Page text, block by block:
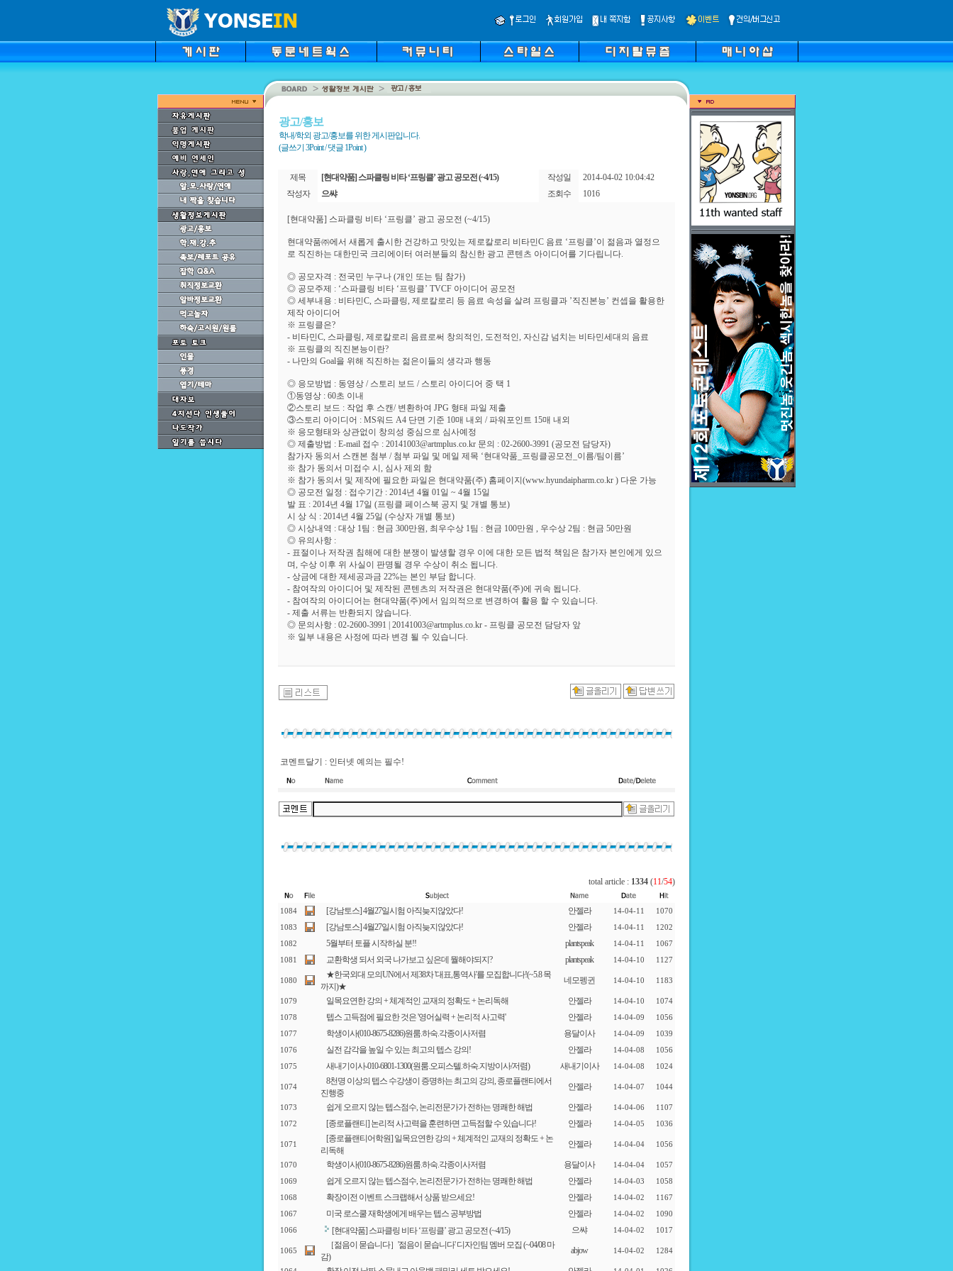
광고/홍보
학내/학외 광고/홍보를 위한 게시판입니다.
(글쓰기 3Point / 댓글 1Point )
제목 [현대약품] 스파클링 비타 ‘프링클’ 광고 공모전 (~4/15) 작성일
2014-04-02 10:04:42
작성자
으쌰 조회수 1016
[현대약품] 스파클링 비타 ‘프링클’ 광고 공모전 (~4/15)
현대약품㈜에서 새롭게 출시한 건강하고 맛있는 제로칼로리 비타민C 음료 ‘프링클’이 젊음과 열정으
로 직진하는 대한민국 크리에이터 여러분들의 참신한 광고 콘텐츠 아이디어를 기다립니다.
◎ 공모자격 : 전국민 누구나 (개인 또는 팀 참가)
◎ 공모주제 : ‘스파클링 비타 ‘프링클’ TVCF 아이디어 공모전
◎ 세부내용 : 비타민C, 스파클링, 제로칼로리 등 음료 속성을 살려 프링클과 ’직진본능’ 컨셉을 활용한
제작 아이디어
※ 프링클은?
- 비타민C, 스파클링, 제로칼로리 음료로써 창의적인, 도전적인, 자신감 넘치는 비타민세대의 음료
※ 프링클의 직진본능이란?
- 나만의 Goal을 위해 직진하는 젊은이들의 생각과 행동
◎ 응모방법 : 동영상 / 스토리 보드 / 스토리 아이디어 중 택 1
①동영상 : 60초 이내
②스토리 보드 : 작업 후 스캔/ 변환하여 JPG 형태 파일 제출
③스토리 아이디어 : MS워드 A4 단면 기준 10매 내외 / 파워포인트 15매 내외
※ 응모형태와 상관없이 창의성 중심으로 심사예정
◎ 제출방법 : E-mail 접수 : 20141003@artmplus.co.kr 문의 : 02-2600-3991 (공모전 담당자)
참가자 동의서 스캔본 첨부 / 첨부 파일 및 메일 제목 ‘현대약품_프링클공모전_이름/팀이름’
※ 참가 동의서 미접수 시, 심사 제외 함
※ 참가 동의서 및 제작에 필요한 파일은 현대약품(주) 홈페이지(www.hyundaipharm.co.kr ) 다운 가능
◎ 공모전 일정 : 접수기간 : 2014년 4월 01일 ~ 4월 15일
발 표 : 2014년 4월 17일 (프링클 페이스북 공지 및 개별 통보)
시 상 식 : 2014년 4월 25일 (수상자 개별 통보)
◎ 시상내역 : 대상 1팀 : 현금 300만원, 최우수상 1팀 : 현금 100만원 , 우수상 2팀 : 현금 50만원
◎ 유의사항 :
- 표절이나 저작권 침해에 대한 분쟁이 발생할 경우 이에 대한 모든 법적 책임은 참가자 본인에게 있으
며, 수상 이후 위 사실이 판명될 경우 수상이 취소 됩니다.
- 상금에 대한 제세공과금 22%는 본인 부담 합니다.
- 참여작의 아이디어 및 제작된 콘텐츠의 저작권은 현대약품(주)에 귀속 됩니다.
- 참여작의 아이디어는 현대약품(주)에서 임의적으로 변경하여 활용 할 수 있습니다.
- 제출 서류는 반환되지 않습니다.
◎ 문의사항 : 02-2600-3991 | 20141003@artmplus.co.kr - 프링클 공모전 담당자 앞
※ 일부 내용은 사정에 따라 변경 될 수 있습니다.
코멘트달기 : 인터넷 예의는 필수!
total article : 1334 (11/54)
1084 [강남토스] 4월27일시험 아직늦지않았다! 안젤라 14-04-11 1070
1083 [강남토스] 4월27일시험 아직늦지않았다! 안젤라 14-04-11 1202
1082 5월부터 토플 시작하실 분!! plantspeak 14-04-11 1067
1081 교환학생 되서 외국 나가보고 싶은데 뭘해야되지? plantspeak 14-04-10 1127
1080
★한국외대 모의UN에서 제38차 '대표,통역사'를 모집합니다!(~5.8 목
까지)★
네모펭귄 14-04-10 1183
1079 일목요연한 강의 + 체계적인 교재의 정확도 + 논리독해 안젤라 14-04-10 1074
1078 텝스 고득점에 필요한 것은 '영어실력 + 논리적 사고력' 안젤라 14-04-09 1056
1077 학생이사(010-8675-8286)원룸.하숙.각종이사저렴 용달이사 14-04-09 1039
1076 실전 감각을 높일 수 있는 최고의 텝스 강의! 안젤라 14-04-08 1056
1075 새내기이사-010-6801-1300(원룸.오피스텔.하숙.지방이사/저렴) 새내기이사 14-04-08 1024
1074
8천명 이상의 텝스 수강생이 증명하는 최고의 강의, 종로플랜티에서
진행중
안젤라 14-04-07 1044
1073 쉽게 오르지 않는 텝스점수, 논리전문가가 전하는 명쾌한 해법 안젤라 14-04-06 1107
1072 [종로플랜티] 논리적 사고력을 훈련하면 고득점할 수 있습니다! 안젤라 14-04-05 1036
1071
[종로플랜티어학원] 일목요연한 강의 + 체계적인 교재의 정확도 + 논
리독해
안젤라 14-04-04 1056
1070 학생이사(010-8675-8286)원룸.하숙.각종이사저렴 용달이사 14-04-04 1057
1069 쉽게 오르지 않는 텝스점수, 논리전문가가 전하는 명쾌한 해법 안젤라 14-04-03 1058
1068 확장이전 이벤트 스크랩해서 상품 받으세요! 안젤라 14-04-02 1167
1067 미국 로스쿨 재학생에게 배우는 텝스 공부방법 안젤라 14-04-02 1090
1066 [현대약품] 스파클링 비타 ‘프링클’ 광고 공모전 (~4/15) 으쌰 14-04-02 1017
1065
［젊음이 묻습니다］'젊음이 묻습니다' 디자인팀 멤버 모집 (~04/08 마
감)
abjow 14-04-02 1284